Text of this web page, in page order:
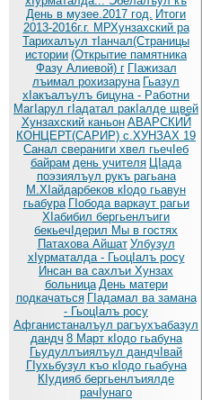
День в музее.2017 год. Итоги
2013-2016г.г. МРХунзахский ра
Тарихалъул тIанчал(Страницы
истории (Открытие памятника
Фазу Алиевой) г ГIажизал
лъимал рохизаруна Гьазул
хIакъалъулъ бицуна - Работни
МагIарул гIадатал ракIалде щвей
Хунзахский каньон АВАРСКИЙ
КОНЦЕРТ(САРИР) с.ХУНЗАХ 19
Санал свераниги хвел гьечIеб
байрам день учителя ЦIада
поэзиялъул рукъ рагьана
М.ХIайдарбеков кIодо гьавун
гьабура ГIобода варкаут рагьи
ХIабибил бергьенлъиги
бекьечIдерил Мы в гостях
Патахова Айшат Улбузул
хIурматалда - ГьоцIалъ росу
Инсан ва сахлъи Хунзах
больница День матери
подкачаться ГIадамал ва замана
- ГьоцIалъ росу
Афганистаналъул рагъухъабазул
дандч 8 Март кIодо гьабуна
Гьудуллъиялъул дандчIвай
ГIухьбузул къо кIодо гьабуна
КIудияб бергьенлъиялде
рачIунаго